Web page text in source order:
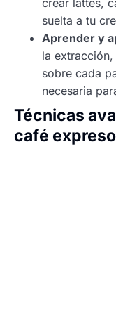
suelta a tu
Aprender y
la
sobre cada
necesaria
Técnicas
café expreso
¿Quieres llevar tu